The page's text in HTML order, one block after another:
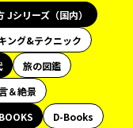
Jシリーズ（国内）
ング&テクニック
旅の図鑑
＆絶景
BOOKS
D-Books